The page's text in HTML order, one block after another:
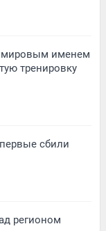
мировым именем
тренировку
сбили
регионом